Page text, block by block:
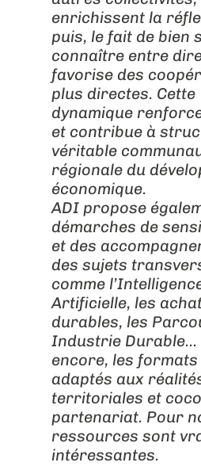
enrichissent la
puis, le fait de bien
connaître entre
favorise des
plus directes. Cette
dynamique
et contribue à
véritable
régionale du
économique.
ADI propose
démarches de
et des
des sujets
comme
Artificielle, les
durables, les
Industrie Durable...
encore, les
adaptés aux
territoriales et
partenariat. Pour
ressources sont
intéressantes.